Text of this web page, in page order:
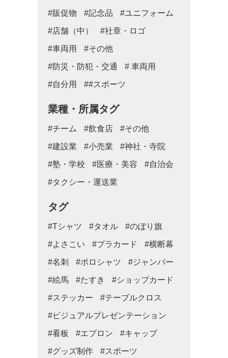
#販促物 #記念品 #ユニフォーム
#店舗（中） #社章・ロゴ
#車両用 #その他
#防災・防犯・交通 # 車両用
#自分用 ##スポーツ
業種・所属タグ
#チーム #飲食店 #その他
#建設業 #小売業 #神社・寺院
#塾・学校 #医療・美容 #自治会
#タクシー・運送業
タグ
#Tシャツ #タオル #のぼり旗
#よさこい #プラカード #横断幕
#名刺 #ポロシャツ #ジャンパー
#絵馬 #たすき #ショップカード
#ステッカー #テーブルクロス
#ビジュアルプレゼンテーション
#看板 #エプロン #キャップ
#グッズ制作 #スポーツ